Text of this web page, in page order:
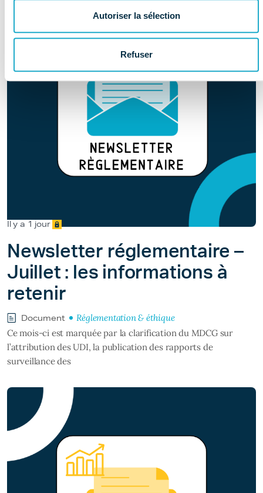
Autoriser la sélection
Refuser
Il y a 1 jour
Newsletter réglementaire –
Juillet : les informations à
retenir
Document
Réglementation & éthique
Ce mois-ci est marquée par la clarification du MDCG sur
l’attribution des UDI, la publication des rapports de
surveillance des